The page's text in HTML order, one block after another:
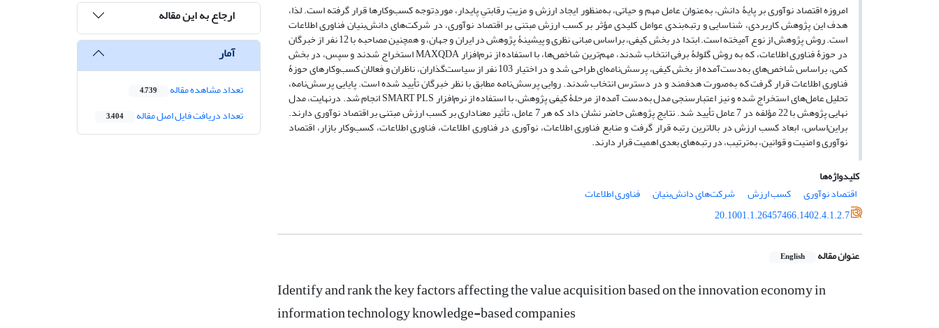
امروزه اقتصاد نوآوری بر پایۀ دانش، به‌عنوان عامل مهم و حیاتی، به‌منظور ایجاد ارزش و مزیتِ رقابتیِ پایدار، موردِتوجه کسب‌وکارها قرار گرفته است. لذا،
هدف این پژوهش کاربردی، شناسایی و رتبه‌‏بندی عوامل کلیدی مؤثر بر کسب ارزش مبتنی بر اقتصاد نوآوری، در شرکت‏‌های دانش‌‏بنیان فناوری اطلاعات
است. روش پژوهش از نوع آمیخته است. ابتدا در بخش کیفی، براساس مبانی نظری و پیشینۀ پژوهش در ایران و جهان، و همچنین مصاحبه با 12 نفر از خبرگان
در حوزۀ فناوری اطلاعات، که به روش گلولۀ برفی انتخاب شدند، مهم‌‏ترین شاخص‏‌ها، با استفاده از نرم‏‌افزار MAXQDA استخراج شدند و سپس، در بخش
کمی، براساس شاخص‌‏های به‌دست‌آمده از بخش کیفی، پرسش‌نامه‌‏ای طراحی شد و در اختیار 103 نفر از سیاست‏‌گذاران، ناظران و فعالان کسب‌وکار‏های حوزۀ
فناوری اطلاعات قرار گرفت که به‌صورت هدفمند و در دسترس انتخاب شدند. روایی پرسش‌نامه‌ مطابق با نظر خبرگان تأیید شده است. پایایی پرسش‌نامه،
تحلیل عامل‏‌های استخراج شده و نیز اعتبارسنجی مدل به‌دست آمده از مرحلۀ کیفی پژوهش، با استفاده از نرم‌افزار SMART PLS انجام شد. درنهایت، مدل
نهایی پژوهش با 22 مؤلفه در 7 عامل تأیید شد. نتایج پژوهش حاضر نشان داد که هر 7 عامل، تأثیر معناداری بر کسب ارزش مبتنی بر اقتصاد نوآوری دارند.
براین‌اساس، ابعاد کسب ارزش در بالاترین رتبه قرار گرفت و منابع فناوری اطلاعات، نوآوری در فناوری اطلاعات، فناوری اطلاعات، کسب‌وکار بازار، اقتصاد
نوآوری و امنیت و قوانین، به‌ترتیب، در رتبه‌‏های بعدی اهمیت قرار دارند.
کلیدواژه‌ها
اقتصاد نوآوری
کسب ارزش شرکت‏‌های دانش‏‌بنیان
فناوری اطلاعات
20.1001.1.26457466.1402.4.1.2.7
عنوان مقاله English
Identify and rank the key factors affecting the value acquisition based on the innovation economy in
information technology knowledge-based companies
ارجاع به این مقاله
آمار
تعداد مشاهده مقاله 4,739
تعداد دریافت فایل اصل مقاله 3,404